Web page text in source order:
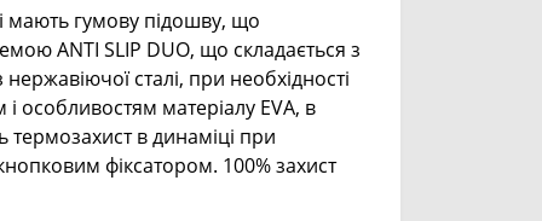
мають гумову підошву, що
ANTI SLIP DUO, що складається з
сталі, при необхідності
матеріалу EVA, в
термозахист в динаміці при
фіксатором. 100% захист